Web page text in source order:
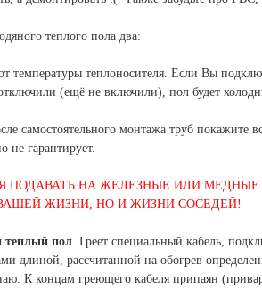
теплого пола два:
температуры теплоносителя. Если Вы
(ещё не включили), пол будет
самостоятельного монтажа труб покажите
не гарантирует.
ПОДАВАТЬ НА ЖЕЛЕЗНЫЕ ИЛИ
ЖИЗНИ, НО И ЖИЗНИ СОСЕДЕЙ!
теплый пол . Греет специальный кабель,
длиной, рассчитанной на обогрев
К концам греющего кабеля припаян